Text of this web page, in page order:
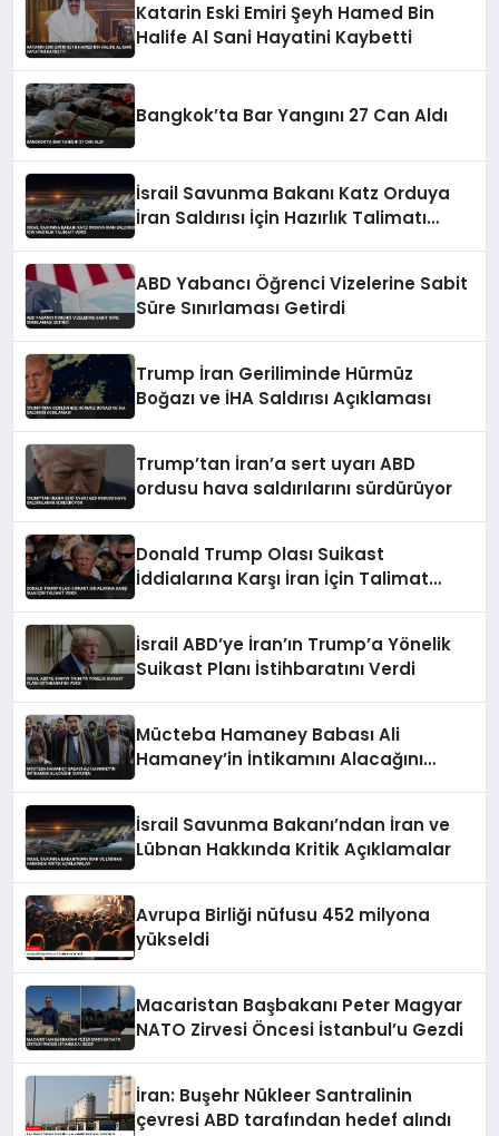
Katarin Eski Emiri Şeyh Hamed Bin
Halife Al Sani Hayatini Kaybetti
Bangkok’ta Bar Yangını 27 Can Aldı
İsrail Savunma Bakanı Katz Orduya
İran Saldırısı İçin Hazırlık Talimatı
ABD Yabancı Öğrenci Vizelerine Sabit
Süre Sınırlaması Getirdi
Trump İran Geriliminde Hürmüz
Boğazı ve İHA Saldırısı Açıklaması
Trump’tan İran’a sert uyarı ABD
ordusu hava saldırılarını sürdürüyor
Donald Trump Olası Suikast
İddialarına Karşı İran İçin Talimat
İsrail ABD’ye İran’ın Trump’a Yönelik
Suikast Planı İstihbaratını Verdi
Mücteba Hamaney Babası Ali
Hamaney’in İntikamını Alacağını
İsrail Savunma Bakanı’ndan İran ve
Lübnan Hakkında Kritik Açıklamalar
Avrupa Birliği nüfusu 452 milyona
yükseldi
Macaristan Başbakanı Peter Magyar
NATO Zirvesi Öncesi İstanbul’u Gezdi
İran: Buşehr Nükleer Santralinin
çevresi ABD tarafından hedef alındı